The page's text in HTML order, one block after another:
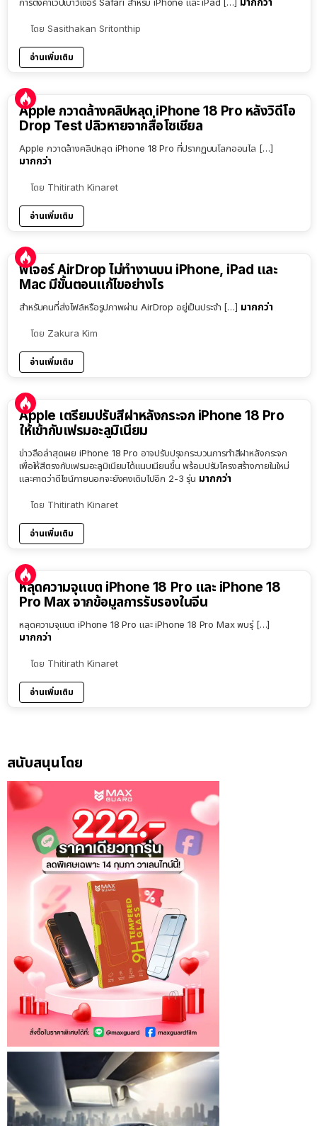
การตั้งค่าเว็ปเบาว์เซอร์ Safari สำหรับ iPhone และ iPad […]
โดย Sasithakan Sritonthip
อ่านเพิ่มเติม
Apple กวาดล้างคลิปหลุด iPhone 18 Pro หลังวิดีโอ
Drop Test ปลิวหายจากสื่อโซเชียล
Apple กวาดล้างคลิปหลุด iPhone 18 Pro ที่ปรากฏบนโลกออนไล […]
มากกว่า
โดย Thitirath Kinaret
อ่านเพิ่มเติม
ฟีเจอร์ AirDrop ไม่ทำงานบน iPhone, iPad และ
Mac มีขั้นตอนแก้ไขอย่างไร
สำหรับคนที่ส่งไฟล์หรือรูปภาพผ่าน AirDrop อยู่เป็นประจำ […] มากกว่า
โดย Zakura Kim
อ่านเพิ่มเติม
Apple เตรียมปรับสีฝาหลังกระจก iPhone 18 Pro
ให้เข้ากับเฟรมอะลูมิเนียม
ข่าวลือล่าสุดเผย iPhone 18 Pro อาจปรับปรุงกระบวนการทำสีฝาหลังกระจก
เพื่อให้สีตรงกับเฟรมอะลูมิเนียมได้แนบเนียนขึ้น พร้อมปรับโครงสร้างภายในใหม่
และคาดว่าดีไซน์ภายนอกจะยังคงเดิมไปอีก 2-3 รุ่น มากกว่า
โดย Thitirath Kinaret
อ่านเพิ่มเติม
หลุดความจุแบต iPhone 18 Pro และ iPhone 18
Pro Max จากข้อมูลการรับรองในจีน
หลุดความจุแบต iPhone 18 Pro และ iPhone 18 Pro Max พบรุ่ […]
มากกว่า
โดย Thitirath Kinaret
อ่านเพิ่มเติม
สนับสนุนโดย